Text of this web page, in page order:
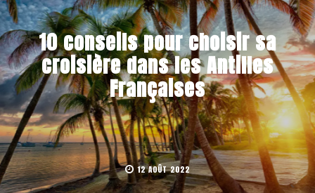
10 conseils pour choisir sa
croisière dans les Antilles
Françaises
12 AOÛT 2022